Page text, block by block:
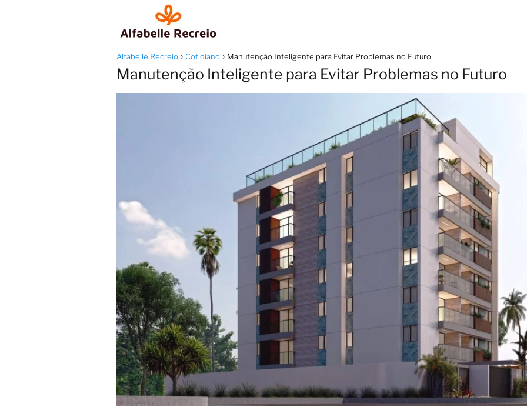
Alfabelle Recreio Cotidiano Manutenção Inteligente para Evitar Problemas no Futuro
Manutenção Inteligente para Evitar Problemas no Futuro